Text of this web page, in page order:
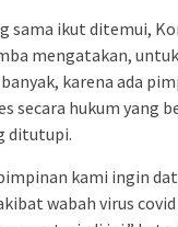
sama ikut ditemui,
mengatakan,
karena ada
secara hukum yang
ditutupi.
kami ingin
wabah virus